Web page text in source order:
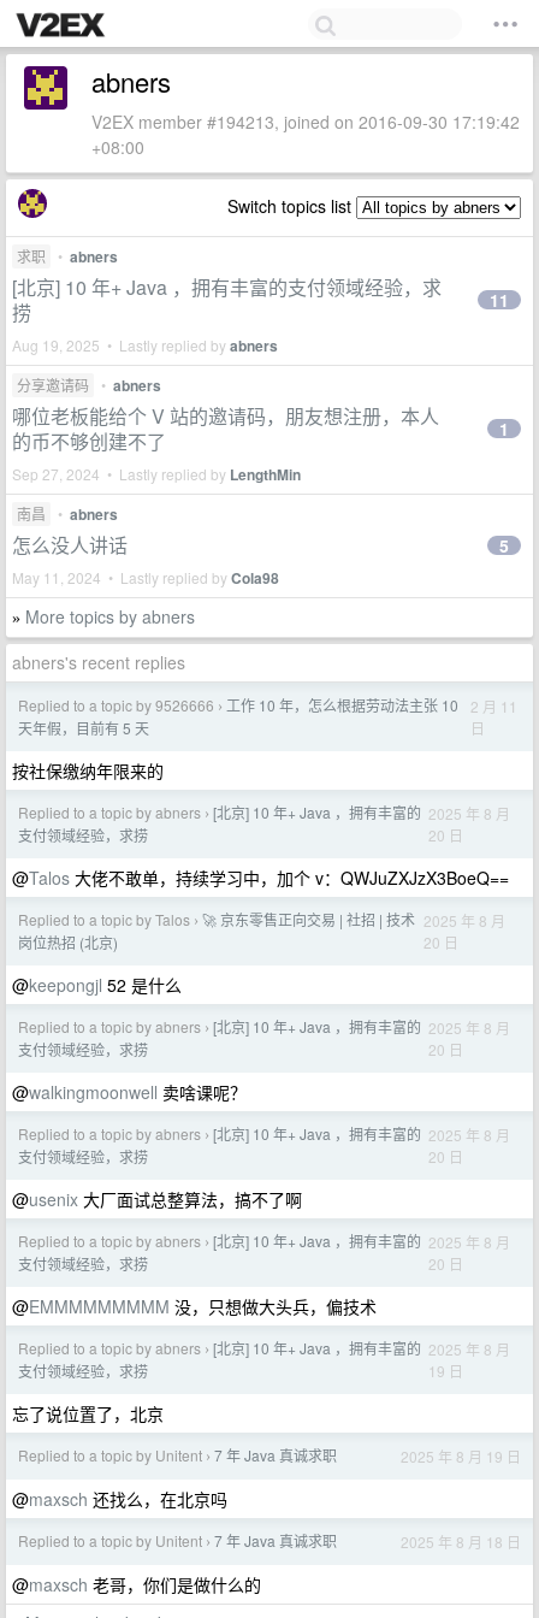
abners
V2EX member #194213, joined on 2016-09-30 17:19:42
+08:00
Switch topics list
求职 • abners
[北京] 10 年+ Java ，拥有丰富的支付领域经验，求
捞
Aug 19, 2025 • Lastly replied byabners
11
分享邀请码 • abners
哪位老板能给个 V 站的邀请码，朋友想注册，本人
的币不够创建不了
Sep 27, 2024 • Lastly replied by LengthMin
1
南昌 • abners
怎么没人讲话
May 11, 2024 • Lastly replied byCola98
5
» More topics by abners
abners's recent replies
Replied to a topic by 9526666 › 工作 10 年，怎么根据劳动法主张 10
天年假，目前有 5 天
2 月 11
日
按社保缴纳年限来的
Replied to a topic by abners › [北京] 10 年+ Java ，拥有丰富的
支付领域经验，求捞
2025 年 8 月
20 日
@Talos 大佬不敢单，持续学习中，加个 v：QWJuZXJzX3BoeQ==
Replied to a topic by Talos › 🚀 京东零售正向交易 | 社招 | 技术
岗位热招 (北京)
2025 年 8 月
20 日
@keepongjl 52 是什么
Replied to a topic by abners › [北京] 10 年+ Java ，拥有丰富的
支付领域经验，求捞
2025 年 8 月
20 日
@walkingmoonwell 卖啥课呢？
Replied to a topic by abners › [北京] 10 年+ Java ，拥有丰富的
支付领域经验，求捞
2025 年 8 月
20 日
@usenix 大厂面试总整算法，搞不了啊
Replied to a topic by abners › [北京] 10 年+ Java ，拥有丰富的
支付领域经验，求捞
2025 年 8 月
20 日
@EMMMMMMMMM 没，只想做大头兵，偏技术
Replied to a topic by abners › [北京] 10 年+ Java ，拥有丰富的
支付领域经验，求捞
2025 年 8 月
19 日
忘了说位置了，北京
Replied to a topic by Unitent › 7 年 Java 真诚求职 2025 年 8 月 19 日
@maxsch 还找么，在北京吗
Replied to a topic by Unitent › 7 年 Java 真诚求职 2025 年 8 月 18 日
@maxsch 老哥，你们是做什么的